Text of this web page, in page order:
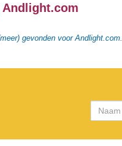
gevonden voor Andlight.com.